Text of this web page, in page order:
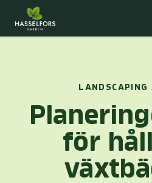
LANDSCAPING
för